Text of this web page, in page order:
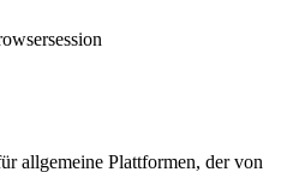
allgemeine Plattformen, der von